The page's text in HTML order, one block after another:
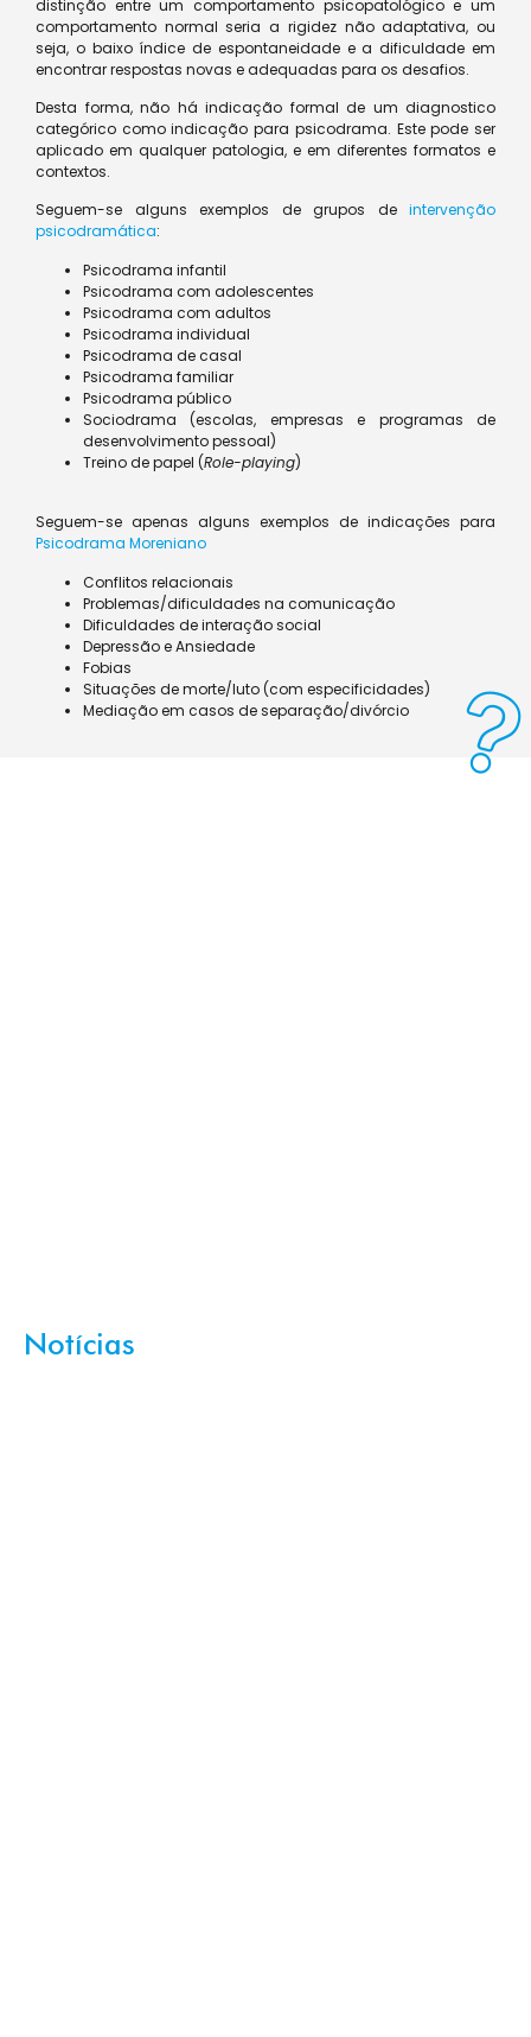
distinção entre um comportamento psicopatológico e um
comportamento normal seria a rigidez não adaptativa, ou
seja, o baixo índice de espontaneidade e a dificuldade em
encontrar respostas novas e adequadas para os desafios.
Desta forma, não há indicação formal de um diagnostico
categórico como indicação para psicodrama. Este pode ser
aplicado em qualquer patologia, e em diferentes formatos e
contextos.
Seguem-se alguns exemplos de grupos deintervenção
psicodramática:
Psicodrama infantil
Psicodrama com adolescentes
Psicodrama com adultos
Psicodrama individual
Psicodrama de casal
Psicodrama familiar
Psicodrama público
Sociodrama (escolas, empresas e programas de
desenvolvimento pessoal)
Treino de papel (Role-playing)
Seguem-se apenas alguns exemplos de indicações para
Psicodrama Moreniano
Conflitos relacionais
Problemas/dificuldades na comunicação
Dificuldades de interação social
Depressão e Ansiedade
Fobias
Situações de morte/luto (com especificidades)
Mediação em casos de separação/divórcio
Notícias